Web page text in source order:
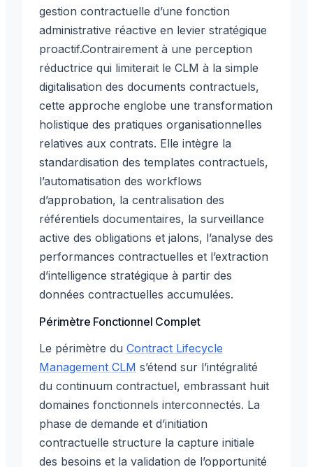
gestion contractuelle d’une fonction
administrative réactive en levier stratégique
proactif.Contrairement à une perception
réductrice qui limiterait le CLM à la simple
digitalisation des documents contractuels,
cette approche englobe une transformation
holistique des pratiques organisationnelles
relatives aux contrats. Elle intègre la
standardisation des templates contractuels,
l’automatisation des workflows
d’approbation, la centralisation des
référentiels documentaires, la surveillance
active des obligations et jalons, l’analyse des
performances contractuelles et l’extraction
d’intelligence stratégique à partir des
données contractuelles accumulées.
Périmètre Fonctionnel Complet
Le périmètre du Contract Lifecycle
Management CLM s’étend sur l’intégralité
du continuum contractuel, embrassant huit
domaines fonctionnels interconnectés. La
phase de demande et d’initiation
contractuelle structure la capture initiale
des besoins et la validation de l’opportunité